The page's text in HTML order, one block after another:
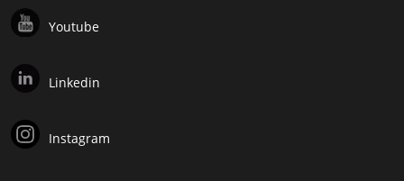
Youtube
Linkedin
Instagram